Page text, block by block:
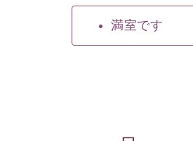
満室です